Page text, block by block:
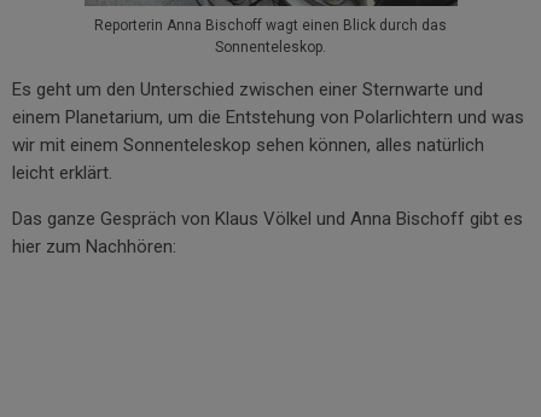
Reporterin Anna Bischoff wagt einen Blick durch das
Sonnenteleskop.
Es geht um den Unterschied zwischen einer Sternwarte und
einem Planetarium, um die Entstehung von Polarlichtern und was
wir mit einem Sonnenteleskop sehen können, alles natürlich
leicht erklärt.
Das ganze Gespräch von Klaus Völkel und Anna Bischoff gibt es
hier zum Nachhören: